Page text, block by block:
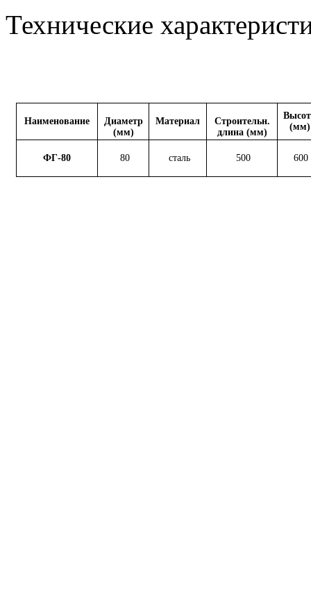
Технические
Наименование
Диаметр
(мм)
Материал
Строительн.
длина (мм)
(мм)
ФГ-80 80 сталь 500 600